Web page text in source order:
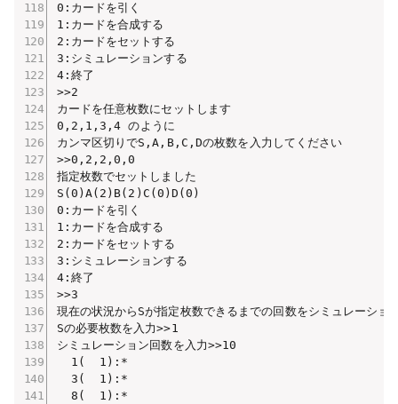
0:カードを引く
1:カードを合成する
2:カードをセットする
3:シミュレーションする
4:終了
>>2
カードを任意枚数にセットします
0,2,1,3,4 のように
カンマ区切りでS,A,B,C,Dの枚数を入力してください
>>0,2,2,0,0
指定枚数でセットしました
S(0)A(2)B(2)C(0)D(0)
0:カードを引く
1:カードを合成する
2:カードをセットする
3:シミュレーションする
4:終了
>>3
現在の状況からSが指定枚数できるまでの回数をシミュレーショ
Sの必要枚数を入力>>1
シミュレーション回数を入力>>10
  1(  1):*
  3(  1):*
  8(  1):*